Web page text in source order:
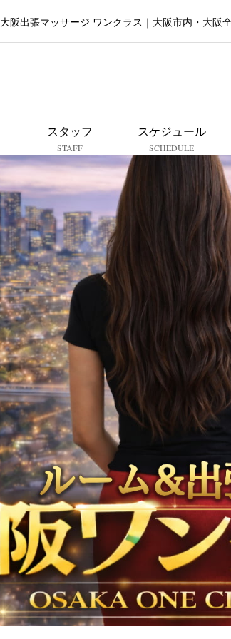
大阪出張マッサージ ワンクラス｜大阪市内・大阪
スタッフ
STAFF
スケジュール
SCHEDULE